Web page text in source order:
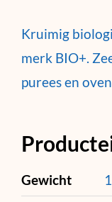
Kruimig
merk BIO+.
purees en
Gewicht